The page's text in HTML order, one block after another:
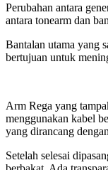
Perubahan antara
antara tonearm dan
Bantalan utama yang
bertujuan untuk
Arm Rega yang
menggunakan kabel
yang dirancang
Setelah selesai